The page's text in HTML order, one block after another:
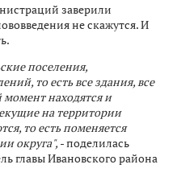
заверили
не скажутся. И
поселения,
то есть все здания, все
находятся и
на территории
то есть поменяется
округа", - поделилась
главы Ивановского района